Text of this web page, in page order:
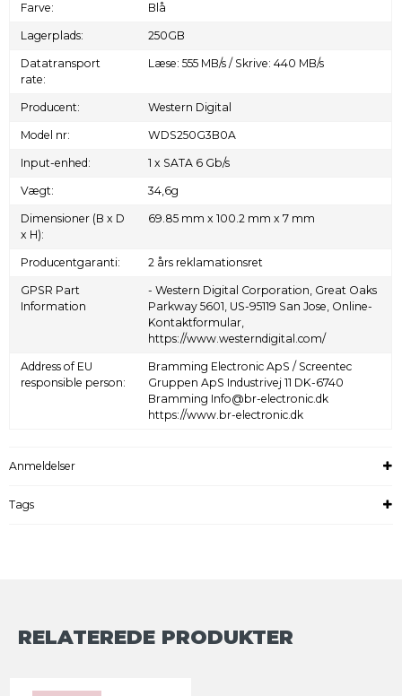
Farve: Blå
Lagerplads: 250GB
Datatransport
rate:
Læse: 555 MB/s / Skrive: 440 MB/s
Producent: Western Digital
Model nr: WDS250G3B0A
Input-enhed: 1 x SATA 6 Gb/s
Vægt: 34,6g
Dimensioner (B x D
x H):
69.85 mm x 100.2 mm x 7 mm
Producentgaranti: 2 års reklamationsret
GPSR Part
Information
- Western Digital Corporation, Great Oaks
Parkway 5601, US-95119 San Jose, Online-
Kontaktformular,
https://www.westerndigital.com/
Address of EU
responsible person:
Bramming Electronic ApS / Screentec
Gruppen ApS Industrivej 11 DK-6740
Bramming Info@br-electronic.dk
https://www.br-electronic.dk
Anmeldelser
Tags
RELATEREDE PRODUKTER